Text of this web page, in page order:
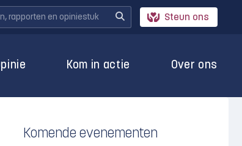
Steun ons
Kom in actie Over ons
Komende evenementen